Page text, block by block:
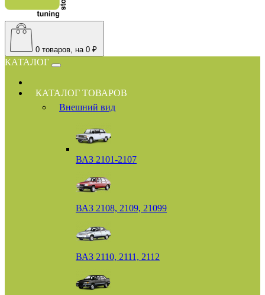
0 товаров, на 0 ₽
КАТАЛОГ
КАТАЛОГ ТОВАРОВ
Внешний вид
ВАЗ 2101-2107
ВАЗ 2108, 2109, 21099
ВАЗ 2110, 2111, 2112